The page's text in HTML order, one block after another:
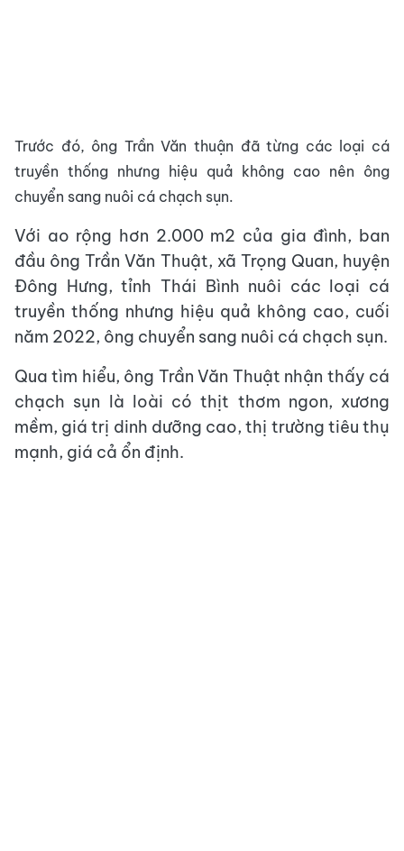
Trước đó, ông Trần Văn thuận đã từng các loại cá
truyền thống nhưng hiệu quả không cao nên ông
chuyển sang nuôi cá chạch sụn.
Với ao rộng hơn 2.000 m2 của gia đình, ban
đầu ông Trần Văn Thuật, xã Trọng Quan, huyện
Đông Hưng, tỉnh Thái Bình nuôi các loại cá
truyền thống nhưng hiệu quả không cao, cuối
năm 2022, ông chuyển sang nuôi cá chạch sụn.
Qua tìm hiểu, ông Trần Văn Thuật nhận thấy cá
chạch sụn là loài có thịt thơm ngon, xương
mềm, giá trị dinh dưỡng cao, thị trường tiêu thụ
mạnh, giá cả ổn định.